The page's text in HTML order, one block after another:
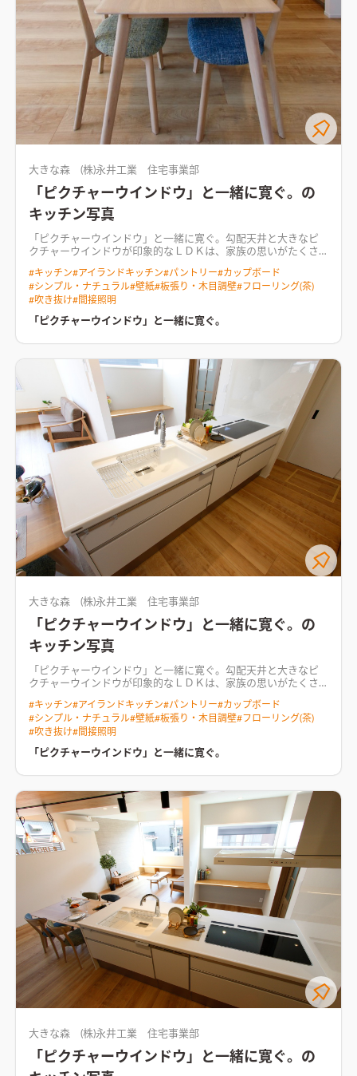
大きな森 (株)永井工業 住宅事業部
「ピクチャーウインドウ」と一緒に寛ぐ。の
キッチン写真
「ピクチャーウインドウ」と一緒に寛ぐ。勾配天井と大きなピ
クチャーウインドウが印象的なＬＤＫは、家族の思いがたくさ
ュラキッチン、家族が共用で使用きるスタディーコーナー、シー
リングファンと間接照明で緩やかな時間が送れるリビング。挙げ
ればきりのないこだわりが詰まっています。リビングに設置した
ベンチスペースもこの住まいも特徴。家事ラクの動線やガス衣
類乾燥機など機能面も抜群の住まいです。
#キッチン#アイランドキッチン#パントリー#カップボード
#シンプル・ナチュラル#壁紙#板張り・木目調壁#フローリング(茶)
#吹き抜け#間接照明
「ピクチャーウインドウ」と一緒に寛ぐ。
大きな森 (株)永井工業 住宅事業部
「ピクチャーウインドウ」と一緒に寛ぐ。の
キッチン写真
「ピクチャーウインドウ」と一緒に寛ぐ。勾配天井と大きなピ
クチャーウインドウが印象的なＬＤＫは、家族の思いがたくさ
ュラキッチン、家族が共用で使用きるスタディーコーナー、シー
リングファンと間接照明で緩やかな時間が送れるリビング。挙げ
ればきりのないこだわりが詰まっています。リビングに設置した
ベンチスペースもこの住まいも特徴。家事ラクの動線やガス衣
類乾燥機など機能面も抜群の住まいです。
#キッチン#アイランドキッチン#パントリー#カップボード
#シンプル・ナチュラル#壁紙#板張り・木目調壁#フローリング(茶)
#吹き抜け#間接照明
「ピクチャーウインドウ」と一緒に寛ぐ。
大きな森 (株)永井工業 住宅事業部
「ピクチャーウインドウ」と一緒に寛ぐ。の